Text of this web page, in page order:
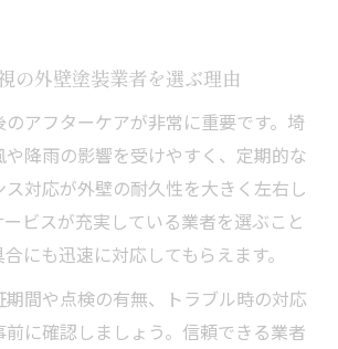
の外壁塗装業者を選ぶ理由
アフターケアが非常に重要です。埼
降雨の影響を受けやすく、定期的な
対応が外壁の耐久性を大きく左右し
ビスが充実している業者を選ぶこと
にも迅速に対応してもらえます。
間や点検の有無、トラブル時の対応
前に確認しましょう。信頼できる業者